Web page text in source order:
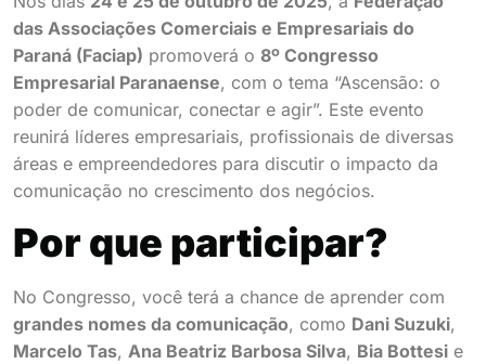
das Associações Comerciais e Empresariais do
Paraná (Faciap) promoverá o 8º Congresso
Empresarial Paranaense, com o tema “Ascensão: o
poder de comunicar, conectar e agir”. Este evento
reunirá líderes empresariais, profissionais de diversas
áreas e empreendedores para discutir o impacto da
comunicação no crescimento dos negócios.
Por que participar?
No Congresso, você terá a chance de aprender com
grandes nomes da comunicação, como Dani Suzuki,
Marcelo Tas, Ana Beatriz Barbosa Silva, Bia Bottesi e